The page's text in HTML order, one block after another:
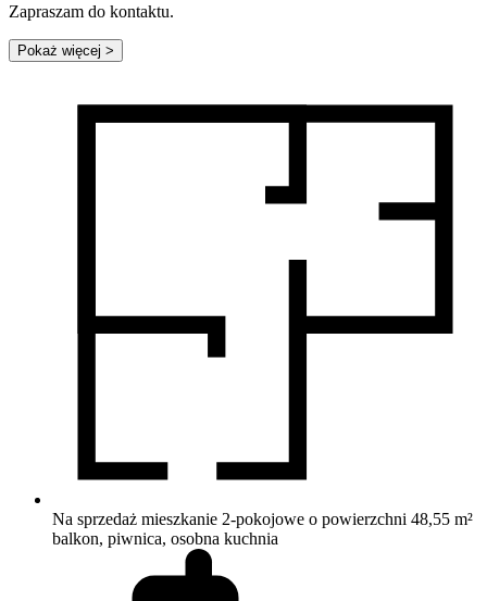
Zapraszam do kontaktu.
Pokaż więcej >
Na sprzedaż mieszkanie 2-pokojowe o powierzchni 48,55 m²
balkon, piwnica, osobna kuchnia